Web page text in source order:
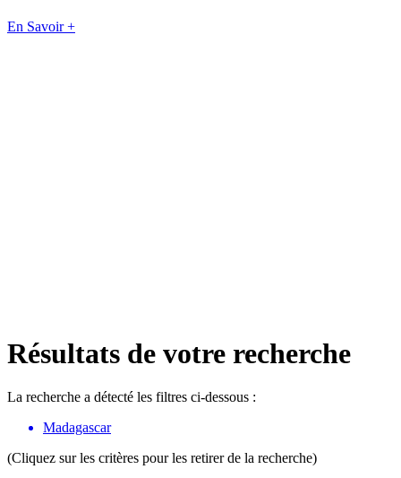
En Savoir +
Résultats de votre recherche
La recherche a détecté les filtres ci-dessous :
Madagascar
(Cliquez sur les critères pour les retirer de la recherche)